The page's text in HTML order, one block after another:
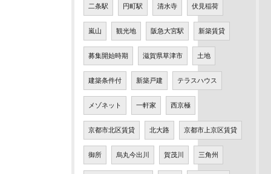
二条駅 円町駅 清水寺 伏見稲荷
嵐山 観光地 阪急大宮駅 新築賃貸
募集開始時期 滋賀県草津市 土地
建築条件付 新築戸建 テラスハウス
メゾネット 一軒家 西京極
京都市北区賃貸 北大路 京都市上京区賃貸
御所 烏丸今出川 賀茂川 三角州